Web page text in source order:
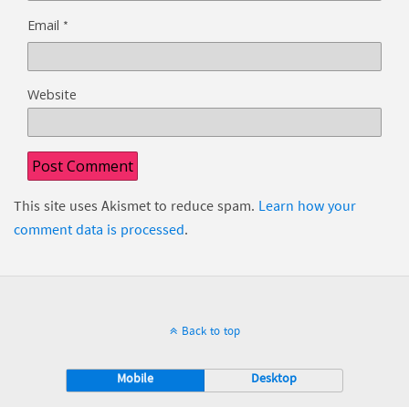
Email *
Website
This site uses Akismet to reduce spam. Learn how your
comment data is processed.
Back to top
Mobile Desktop